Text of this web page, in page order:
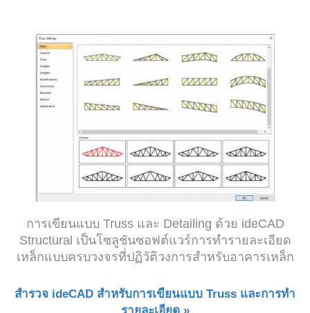
การเขียนแบบ Truss และ Detailing ด้วย ideCAD
Structural เป็นโซลูชันซอฟต์แวร์การทำรายละเอียด
เหล็กแบบครบวงจรที่ปฏิวัติวงการสำหรับอาคารเหล็ก
สำรวจ ideCAD สำหรับการเขียนแบบ Truss และการทำ